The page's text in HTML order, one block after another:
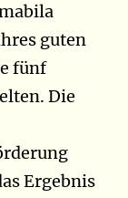
guten
fünf
Die
Ergebnis